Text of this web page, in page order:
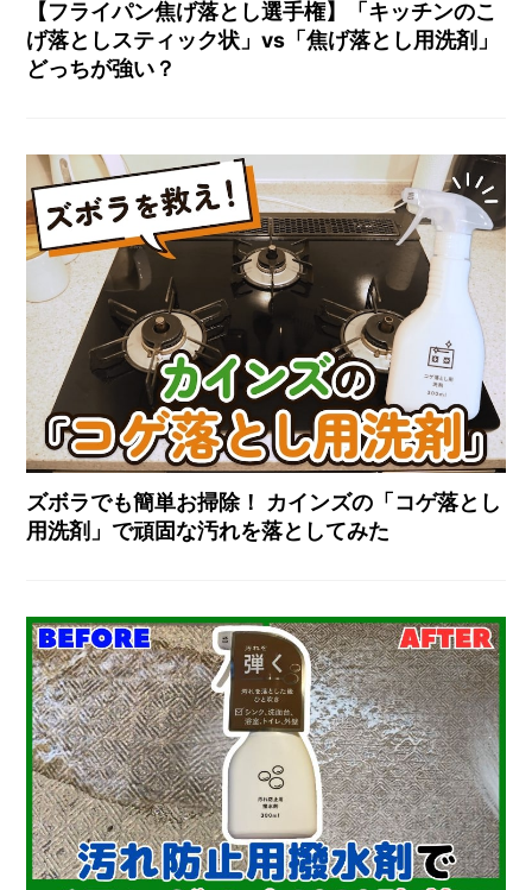
【フライパン焦げ落とし選手権】「キッチンのこ
げ落としスティック状」vs「焦げ落とし用洗剤」
どっちが強い？
ズボラでも簡単お掃除！ カインズの「コゲ落とし
用洗剤」で頑固な汚れを落としてみた